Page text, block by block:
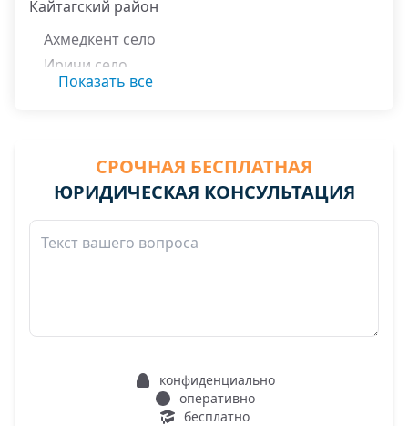
Кайтагский район
Ахмедкент село
Иричи село
Санчи село
Показать все
СРОЧНАЯ БЕСПЛАТНАЯ
ЮРИДИЧЕСКАЯ КОНСУЛЬТАЦИЯ
конфиденциально
оперативно
бесплатно